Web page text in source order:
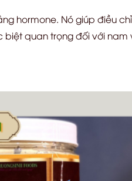
hormone. Nó giúp điều
biệt quan trọng đối với nam